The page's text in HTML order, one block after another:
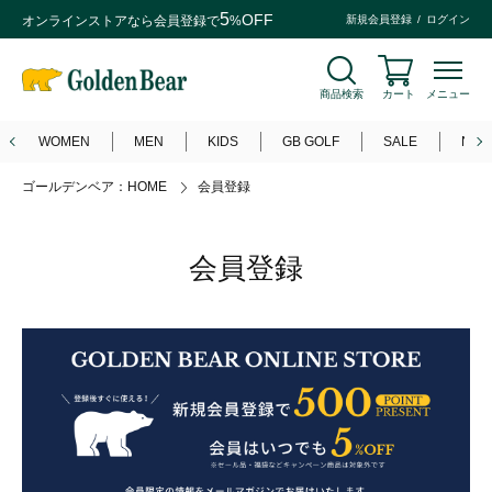
オンラインストアなら会員登録で5%OFF 新規会員登録 ログイン
商品検索 カート メニュー
WOMEN MEN KIDS GB GOLF SALE
ゴールデンベア：HOME 会員登録
会員登録